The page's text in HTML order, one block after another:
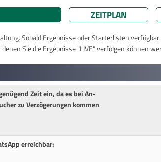
ZEITPLAN
Sobald Ergebnisse oder Starterlisten
Sie die Ergebnisse "LIVE" verfolgen können
Zeit ein, da es bei An-
zu Verzögerungen kommen
erreichbar: